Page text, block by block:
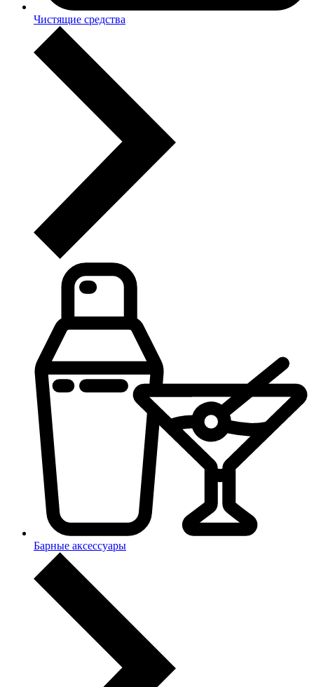
Чистящие средства
Барные аксессуары